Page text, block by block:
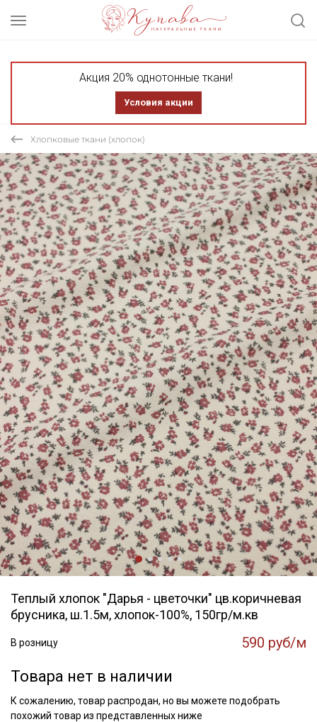
Акция 20% однотонные ткани!
Условия акции
Хлопковые ткани (хлопок)
Теплый хлопок "Дарья - цветочки" цв.коричневая
брусника, ш.1.5м, хлопок-100%, 150гр/м.кв
В розницу 590 руб/м
Товара нет в наличии
К сожалению, товар распродан, но вы можете подобрать
похожий товар из представленных ниже